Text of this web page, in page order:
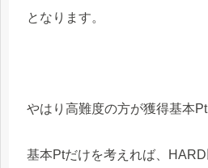
となります。
やはり高難度の方が獲得基本Pt
基本Ptだけを考えれば、